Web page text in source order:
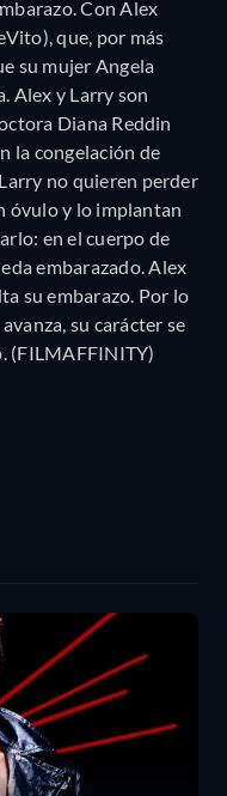
Con Alex
que, por más
su mujer Angela
Alex y Larry son
Diana Reddin
la congelación de
no quieren perder
óvulo y lo implantan
en el cuerpo de
embarazado. Alex
su embarazo. Por lo
su carácter se
(FILMAFFINITY)